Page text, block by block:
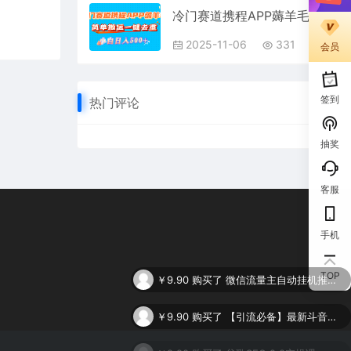
冷门赛道携程APP薅羊毛，简单搬运一键去重，小白日入500+
2025-11-06 331
热门评论
会员
签到
抽奖
客服
手机
TOP
微信流量主自动挂机推广，轻松日入900+，简单易上手，做就有收益。